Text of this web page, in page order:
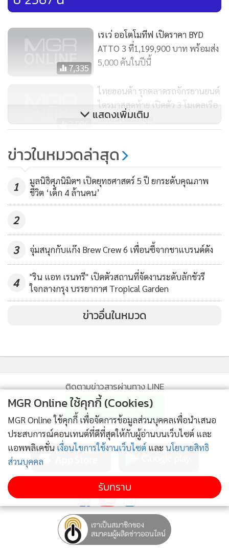
ความเร็วสูง นับว่า “PEUGEOT 2008” ตอบโจทย์ได้ดีมากใน
ภาพรวม ความแรง ช่วงล่าง จัดได้ว่าอยู่ในอันดับต้นๆ เมื่อเทียบ
ระดับราคา ส่วนเรื่องประหยัดน้ำมันนั้นทำได้ดีกว่าที่คิดมาก
ดีไซน์โดดเด่น เข้ม เฉียบคม เก็บรายละเอียดในทุกมิติ
ตัวถังกะทัดรัด เน้นรายละเอียดการดีไซน์ ตามสไตล์ยนตรกรรม
จากฝรั่งเศส การันตีความเฉียบคมด้วยรางวัล Red Dot Design
Awards ปี 2020 สะท้อนความเป็นสิงห์ผยองทุกมุมมอง
ข้างเน้นเหลี่ยมสัน เพิ่มความโฉบเฉี่ยวด้วยลูกเล่นบริเวณ
เส้นข้างประตู ดูบึกบึนและสะดุดตายิ่งขึ้น ขณะที่ไฟท้ายดีไซน์
เป็นเอกลักษณ์ สะท้อนกรงเล็บสิงโต (Lion Claws) ตัดกับคิ้วสีดำ
เงาอย่างลงตัว ปิดท้ายความเท่ด้วยชุดท่อไอเสียแบบคู่ พร้อมล้อ
แม็ก ขอบ 17 นิ้ว สีดำปัดหน้าด้วยสีเงิน ตัดกับสีรถได้อย่างลงตัว
7,335
เรเว่ ออโตโมทีฟ เปิดราคา BYD
ATTO 3 ที่1,199,900 บาท พร้อมส่ง
5,000 คันในปีนี้
3,086
ไทยฮอนด้า รุกตลาดรถจักรยานยนต์
ไตรมาสสุดท้าย เปิดตัว 3 โมเดลเรือ
ธงโฉมใหม่ล่าสุด
3,390
ขนาด 7 ที่นั่ง LEXUS LX 600 ราคา
14.5 ล้านบาท รับรถทันที
แสดงเพิ่มเติม
ข่าวในหมวดล่าสุด
1
มูลนิธิศุภนิมิตฯ เปิดยุทธศาสตร์ 5 ปี ยกระดับคุณภาพ
ชีวิต ‘เด็ก 4 ล้านคน’
2
3 จุ่มสนุกกับแก๊ง Brew Crew 6 เพื่อนซี้จากชาแบรนด์ดัง
4
"ริน แอท เรนทรี" เปิดตัวสถานที่จัดงานระดับลักชัวรี
ใจกลางกรุง บรรยากาศ Tropical Garden
ข่าวอื่นในหมวด
ติดตามข่าวสารผ่านทาง LINE
MGR Online Application
ติดตาม MGR Online
MGR Online ใช้คุกกี้ (Cookies)
MGR Online ใช้คุกกี้ เพื่อจัดการข้อมูลส่วนบุคคลเพื่อนำเสนอ
ประสบการณ์คอนเทนต์ที่ดีที่สุดให้กับผู้อ่านบนเว็บไซต์ และ
แอพพลิเคชั่น เงื่อนไขการใช้งานเว็บไซต์ และ นโยบายสิทธิ
ส่วนบุคคล
รับทราบ